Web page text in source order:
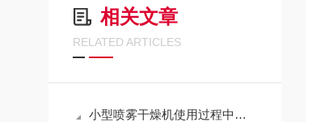
相关文章
RELATED ARTICLES
小型喷雾干燥机使用过程中的五个阶段